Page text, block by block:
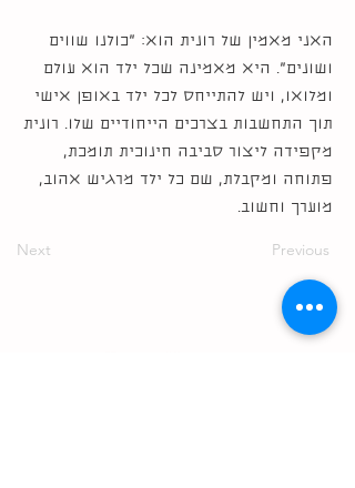
האני מאמין של רונית הוא: "כולנו שווים
ושונים". היא מאמינה שכל ילד הוא עולם
ומלואו, ויש להתייחס לכל ילד באופן אישי
תוך התחשבות בצרכים הייחודיים שלו. רונית
מקפידה ליצור סביבה חינוכית תומכת,
פתוחה ומקבלת, שם כל ילד מרגיש אהוב,
מוערך וחשוב.
Next Previous